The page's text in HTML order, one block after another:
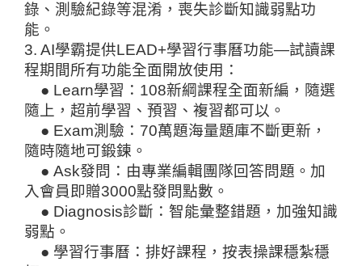
錄、測驗紀錄等混淆，喪失診斷知識弱點功
能。
3. AI學霸提供LEAD+學習行事曆功能—試讀課
程期間所有功能全面開放使用 ：
● Learn學習： 108新綱課程全面新編，隨選
隨上，超前學習、預習、複習都可以。
● Exam測驗： 70萬題海量題庫不斷更新，
隨時隨地可鍛鍊。
● Ask發問：由專業編輯團隊回答問題。加
入會員即贈3000點發問點數。
● Diagnosis診斷：智能彙整錯題，加強知識
弱點。
● 學習行事曆：排好課程，按表操課穩紮穩